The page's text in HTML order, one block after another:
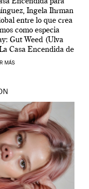
Ingela Ihrman
entre lo que crea
como especia
Gut Weed (Ulva
Casa Encendida de
[…]
MÁS